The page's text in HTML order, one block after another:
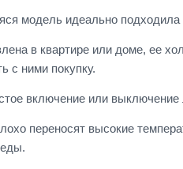
модель идеально
в квартире или доме, ее
с ними покупку.
включение или
переносят высокие